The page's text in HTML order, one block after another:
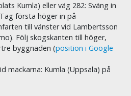
Kumla) eller väg 282: Sväng in
första höger in på
till vänster vid Lambertsson
Följ skogskanten till höger,
byggnaden (position i Google
mackarna: Kumla (Uppsala) på